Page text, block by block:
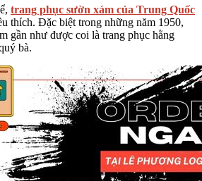
trang phục sườn xám của Trung Quốc
thích. Đặc biệt trong những năm 1950,
gần như được coi là trang phục hằng
bà.